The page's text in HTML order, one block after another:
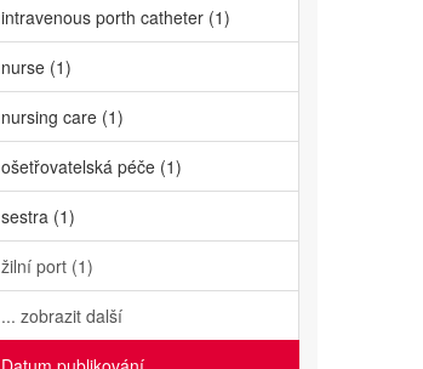
intravenous porth catheter (1)
nurse (1)
nursing care (1)
ošetřovatelská péče (1)
sestra (1)
žilní port (1)
... zobrazit další